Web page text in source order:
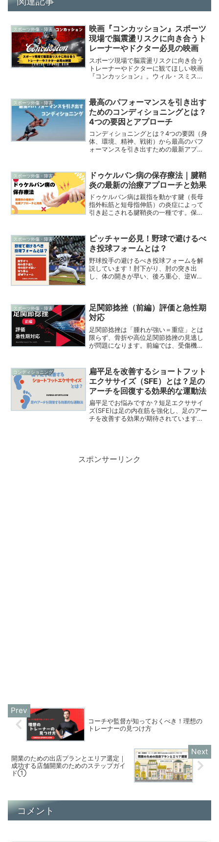
スポーツ外傷・障害
映画『コンカッション』スポーツ
現場で脳震盪リスクに向き合うト
レーナーやドクター必見の映画
スポーツ現場で脳震盪リスクに向き合う
トレーナーやドクターに観てほしい映画
『コンカッション』。ウィル・スミス主
やファンの抗議や対立に直面し、圧力や
脅迫にあいながらも、選手を守るために
懸命に戦う姿が描かれます。Prime
Videoで視聴が可能です。
スポーツ外傷・障害
最高のパフォーマンスを引き出す
ためのコンディショニングとは？
4つの要因とアプローチ
コンディショニングとは？4つの要因（身
体、環境、精神、戦術）から最高のパフ
ォーマンスを引き出すための最新アプロ
知見を活かしたトレーニング方法を紹
介。最適なコンディショニング戦略を学
びましょう。
スポーツ外傷・障害
ドゥケルバン病の保存療法｜腱鞘
炎の最新の治療アプローチと効果
ドゥケルバン病は親指を動かす腱（長母
指外転筋と短母指伸筋）の炎症によって
引き起こされる腱鞘炎の一種です。保存
療、現代的なアプローチ（フォノフォレ
ーシス、イオントフォレシスなど）を中
心に解説しています。
スポーツ外傷・障害
ピッチャー必見！野球で避けるべ
き投球フォームとは？
野球投手の避けるべき投球フォームを解
説しています！肘下がり、肘の突き出
し、体の開きが早い、後ろ重心、逆Wフ
をかけるフォームを避け、ケガ予防とパ
フォーマンス向上を実現するための改善
方法を紹介します。
スポーツ外傷・障害
足関節捻挫（前編）評価と急性期
対応
足関節捻挫は「腫れが強い＝重症」とは
限らず、骨折や高位足関節捻挫の見逃し
が問題になります。前編では、受傷機
ワ足関節ルール、MRI/エコーの位置づけ
を整理。さらにRICE、冷却・圧迫、
NSAIDs、電気刺激や温熱のエビデンスま
で、現場で迷わない急性期の“型”を解説
します。
コンディショニング
扁平足を改善するショートフット
エクササイズ（SFE）とは？足の
アーチを回復する効果的な運動法
扁平足でお悩みですか？短足エクササイ
ズ(SFE)は足の内在筋を強化し、足のアー
チを改善する効果が期待されています。5
スポンサーリンク
コーチや監督が知っておくべき！理想の
トレーナーの見つけ方
開業のための出店プランとエリア選定｜
成功する店舗開業のためのステップガイ
ド①
コメント